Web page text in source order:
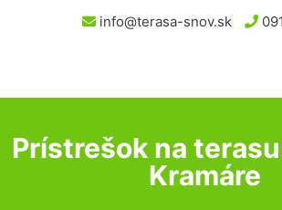
info@terasa-snov.sk
Prístrešok na
Kramáre